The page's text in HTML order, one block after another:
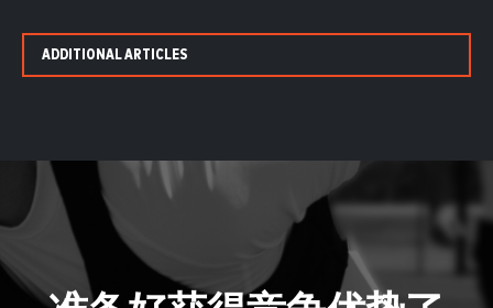
ADDITIONAL ARTICLES